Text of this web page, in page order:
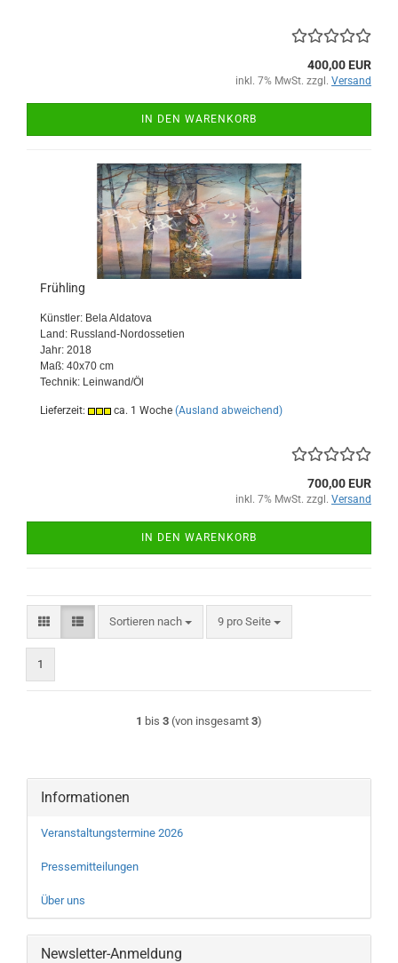
400,00 EUR
inkl. 7% MwSt. zzgl. Versand
IN DEN WARENKORB
Frühling
Künstler: Bela Aldatova
Land: Russland-Nordossetien
Jahr: 2018
Maß: 40x70 cm
Technik: Leinwand/Öl
Lieferzeit: ca. 1 Woche (Ausland abweichend)
700,00 EUR
inkl. 7% MwSt. zzgl. Versand
IN DEN WARENKORB
Sortieren nach
Sortieren nach 9 pro Seite
pro Seite
1
1 bis 3 (von insgesamt 3)
Informationen
Veranstaltungstermine 2026
Pressemitteilungen
Über uns
Newsletter-Anmeldung